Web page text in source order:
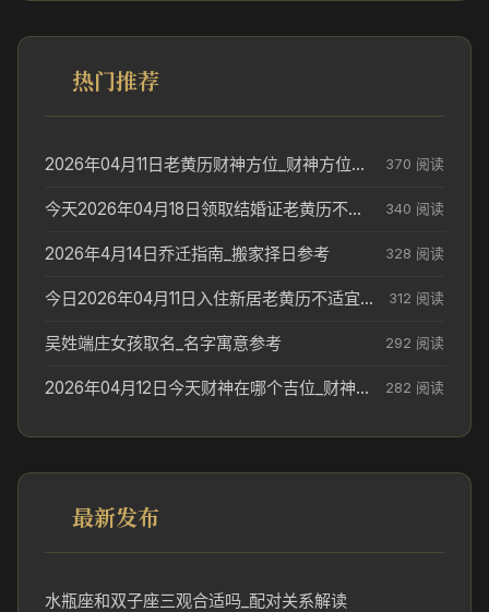
热门推荐
2026年04月11日老黄历财神方位_财神方位与供奉讲究 370 阅读
今天2026年04月18日领取结婚证老黄历不适合吗_领证日期参考 340 阅读
2026年4月14日乔迁指南_搬家择日参考 328 阅读
今日2026年04月11日入住新居老黄历不适宜吗_搬家择日参考 312 阅读
吴姓端庄女孩取名_名字寓意参考 292 阅读
2026年04月12日今天财神在哪个吉位_财神方位参考 282 阅读
最新发布
水瓶座和双子座三观合适吗_配对关系解读